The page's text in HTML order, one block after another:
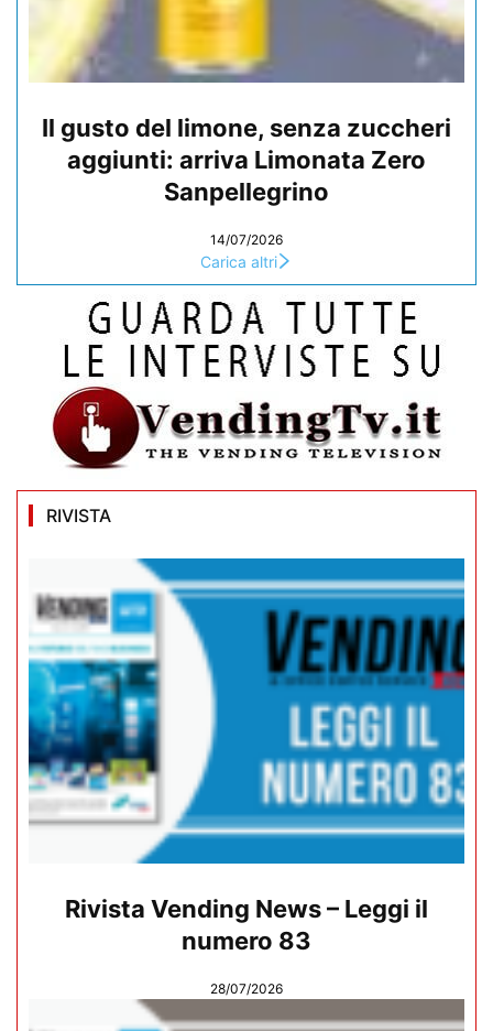
Il gusto del limone, senza zuccheri
aggiunti: arriva Limonata Zero
Sanpellegrino
14/07/2026
Carica altri
RIVISTA
Rivista Vending News – Leggi il
numero 83
28/07/2026